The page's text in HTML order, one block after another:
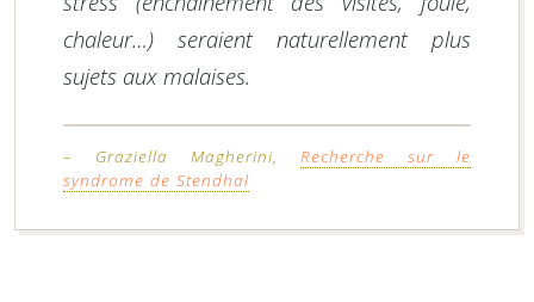
chaleur…) seraient naturellement plus
sujets aux malaises.
– Graziella Magherini, Recherche sur le
syndrome de Stendhal